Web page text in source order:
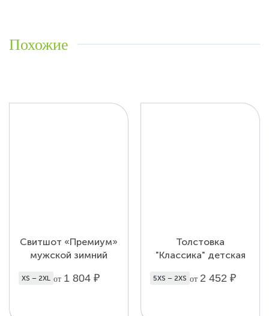
Похожие
Свитшот «Премиум»
мужской зимний
XS – 2XL от 1 804 ₽
Толстовка
"Классика" детская
5XS – 2XS от 2 452 ₽